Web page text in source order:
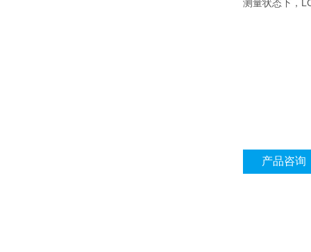
测量状态下，
产品咨询